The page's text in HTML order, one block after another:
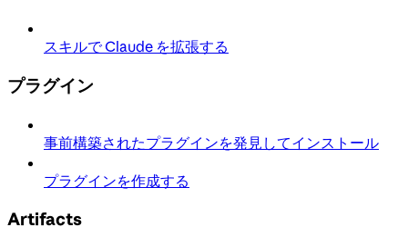
スキルで Claude を拡張する
プラグイン
事前構築されたプラグインを発見してインストール
プラグインを作成する
Artifacts